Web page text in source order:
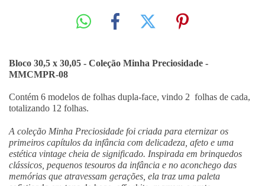
Bloco 30,5 x 30,05 - Coleção Minha Preciosidade -
MMCMPR-08
Contém 6 modelos de folhas dupla-face, vindo 2 folhas de cada,
totalizando 12 folhas.
A coleção Minha Preciosidade foi criada para eternizar os
primeiros capítulos da infância com delicadeza, afeto e uma
estética vintage cheia de significado. Inspirada em brinquedos
clássicos, pequenos tesouros da infância e no aconchego das
memórias que atravessam gerações, ela traz uma paleta